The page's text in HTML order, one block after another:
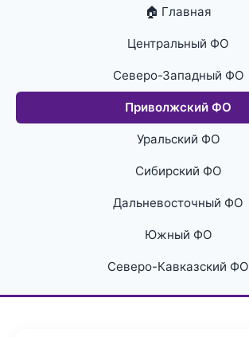
🏠 Главная
Центральный ФО
Северо-Западный ФО
Приволжский ФО
Уральский ФО
Сибирский ФО
Дальневосточный ФО
Южный ФО
Северо-Кавказский ФО